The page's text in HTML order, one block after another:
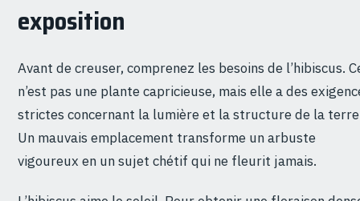
exposition
Avant de creuser, comprenez les besoins de l’hibiscus.
n’est pas une plante capricieuse, mais elle a des
strictes concernant la lumière et la structure de la
Un mauvais emplacement transforme un arbuste
vigoureux en un sujet chétif qui ne fleurit jamais.